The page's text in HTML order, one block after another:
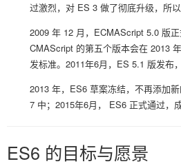
过激烈，对 ES 3 做了彻底升级，所以
2009 年 12 月，ECMAScript 5.0 版
CMAScript 的第五个版本会在 2013
发标准。2011年6月，ES 5.1 版发布
2013 年，ES6 草案冻结，不再添加
7 中；2015年6月， ES6 正式通过，
ES6 的目标与愿景